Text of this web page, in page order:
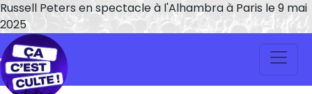
Russell Peters en spectacle à l'Alhambra à Paris le 9 mai
2025